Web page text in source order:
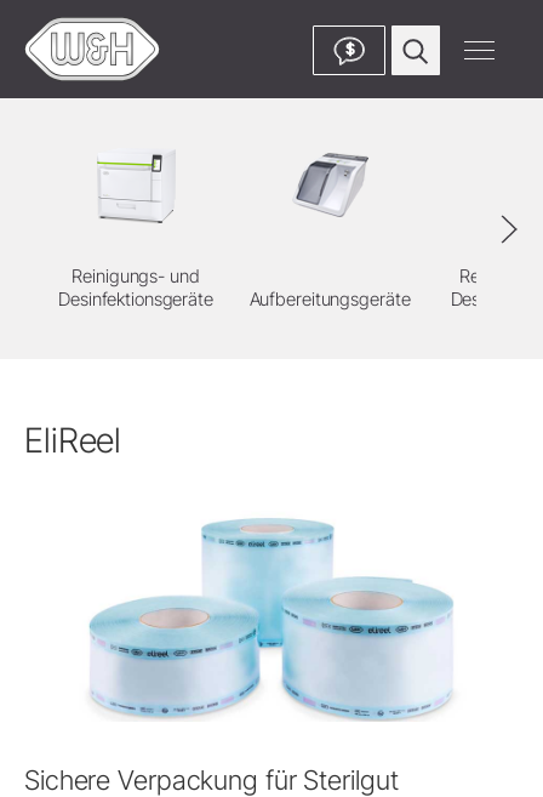
$
Reinigungs- und
Desinfektionsgeräte
Aufbereitungsgeräte
EliReel
Sichere Verpackung für Sterilgut